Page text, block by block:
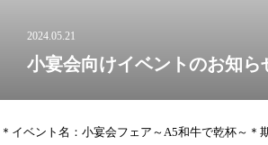
2024.05.21
小宴会向けイベントのお知ら
＊イベント名：小宴会フェア～A5和牛で乾杯～